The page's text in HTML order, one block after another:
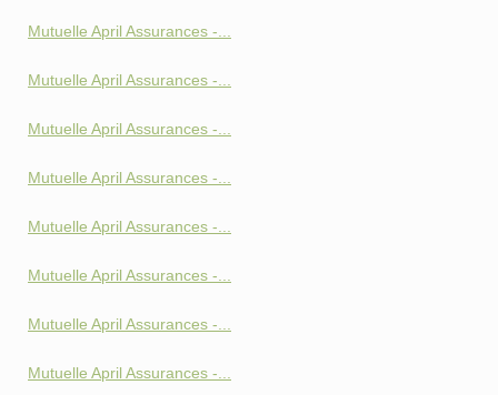
Mutuelle April Assurances -...
Mutuelle April Assurances -...
Mutuelle April Assurances -...
Mutuelle April Assurances -...
Mutuelle April Assurances -...
Mutuelle April Assurances -...
Mutuelle April Assurances -...
Mutuelle April Assurances -...